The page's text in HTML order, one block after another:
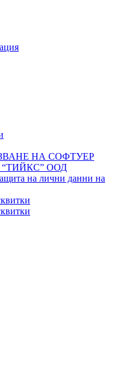
НА СОФТУЕР
“ТИЙКС” ООД
на лични данни на